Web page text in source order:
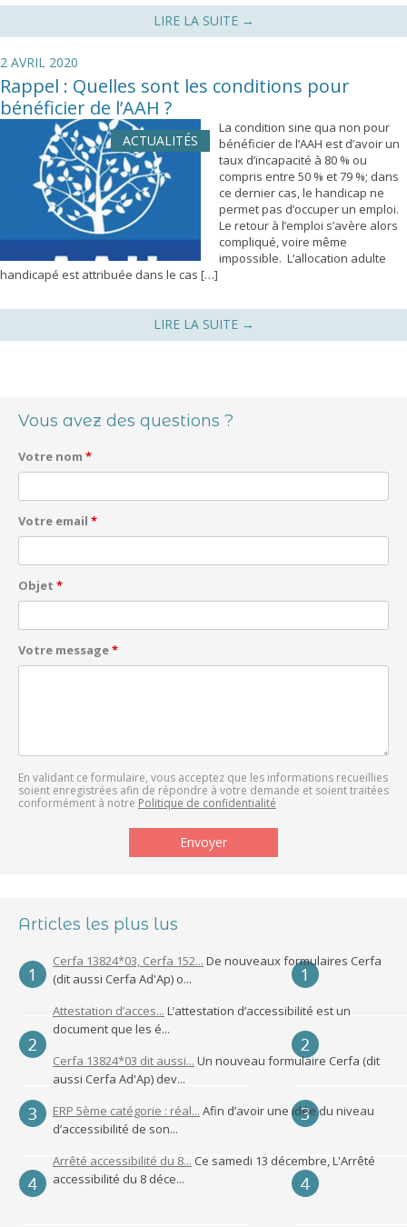
LIRE LA SUITE →
2 AVRIL 2020
Rappel : Quelles sont les conditions pour
bénéficier de l’AAH ?
ACTUALITÉS
La condition sine qua non pour
bénéficier de l’AAH est d’avoir un
taux d’incapacité à 80 % ou
compris entre 50 % et 79 %; dans
ce dernier cas, le handicap ne
permet pas d’occuper un emploi.
Le retour à l’emploi s’avère alors
compliqué, voire même
impossible. L’allocation adulte
handicapé est attribuée dans le cas […]
LIRE LA SUITE →
Vous avez des questions ?
Votre nom *
Votre email *
Objet *
Votre message*
En validant ce formulaire, vous acceptez que les informations recueillies
soient enregistrées afin de répondre à votre demande et soient traitées
conformément à notre Politique de confidentialité
Articles les plus lus
Cerfa 13824*03, Cerfa 152... De nouveaux formulaires Cerfa
(dit aussi Cerfa Ad'Ap) o...
Attestation d’acces... L’attestation d’accessibilité est un
document que les é...
Cerfa 13824*03 dit aussi... Un nouveau formulaire Cerfa (dit
aussi Cerfa Ad'Ap) dev...
ERP 5ème catégorie : réal... Afin d’avoir une idée du niveau
d’accessibilité de son...
Arrêté accessibilité du 8... Ce samedi 13 décembre, L'Arrêté
accessibilité du 8 déce...